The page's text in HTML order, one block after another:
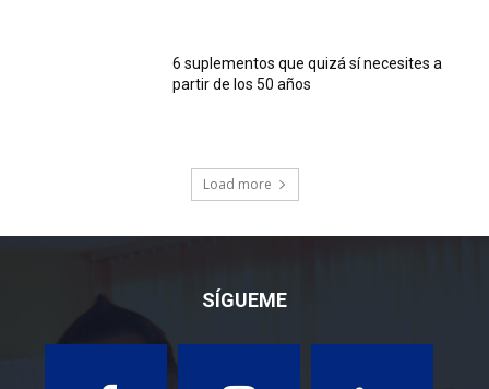
6 suplementos que quizá sí necesites a
partir de los 50 años
Load more
SÍGUEME